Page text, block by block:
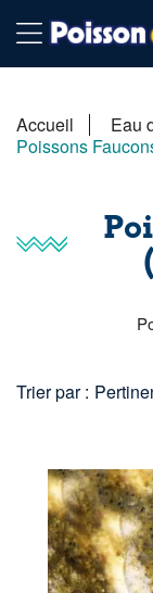
Accueil Eau
Poissons
Les poissons-
Ils doivent leurs
à l’affût sur
Tous sont
Les poissons-
de l'Atlantique
Pacifique. Ils
Trier par :